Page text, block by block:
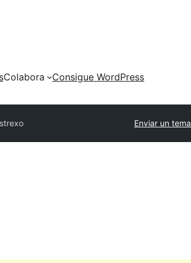
Colabora
Consigue WordPress
trexo Enviar un tema